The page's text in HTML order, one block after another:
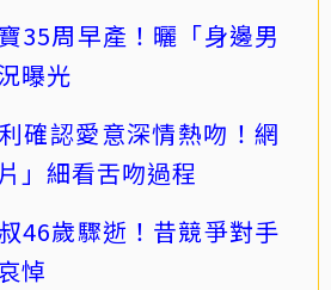
35周早產！曬「身邊男
曝光
確認愛意深情熱吻！網
」細看舌吻過程
46歲驟逝！昔競爭對手
悼